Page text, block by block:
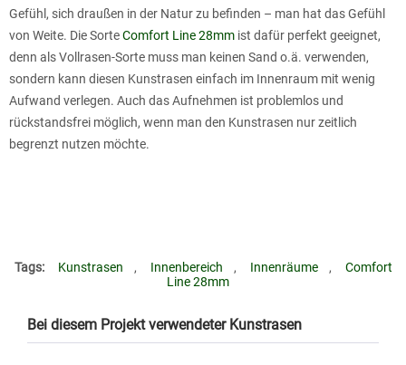
Gefühl, sich draußen in der Natur zu befinden – man hat das Gefühl
von Weite. Die SorteComfort Line 28mm ist dafür perfekt geeignet,
denn als Vollrasen-Sorte muss man keinen Sand o.ä. verwenden,
sondern kann diesen Kunstrasen einfach im Innenraum mit wenig
Aufwand verlegen. Auch das Aufnehmen ist problemlos und
rückstandsfrei möglich, wenn man den Kunstrasen nur zeitlich
begrenzt nutzen möchte.
Tags: Kunstrasen , Innenbereich , Innenräume ,
Comfort
Line 28mm
Bei diesem Projekt verwendeter Kunstrasen